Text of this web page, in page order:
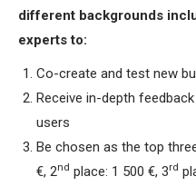
different backgrounds
experts to:
Co-create and test new
Receive in-depth
users
Be chosen as the top
€, 2nd place: 1 500 €, 3rd